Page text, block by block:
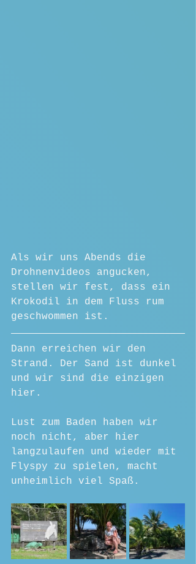
Als wir uns Abends die
Drohnenvideos angucken,
stellen wir fest, dass ein
Krokodil in dem Fluss rum
geschwommen ist.
Dann erreichen wir den
Strand. Der Sand ist dunkel
und wir sind die einzigen
hier.
Lust zum Baden haben wir
noch nicht, aber hier
langzulaufen und wieder mit
Flyspy zu spielen, macht
unheimlich viel Spaß.